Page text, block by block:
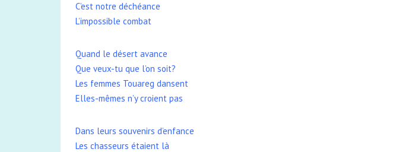
C’est notre déchéance
L’impossible combat
Quand le désert avance
Que veux-tu que l’on soit?
Les femmes Touareg dansent
Elles-mêmes n’y croient pas
Dans leurs souvenirs d’enfance
Les chasseurs étaient là